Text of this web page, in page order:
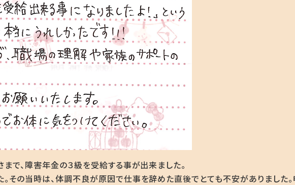
で、障害年金の３級を受給する事が出来ました。
その当時は、体調不良が原因で仕事を辞めた直後でとても不安がありました